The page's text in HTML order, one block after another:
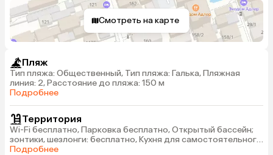
Смотреть на карте
Пляж
Тип пляжа: Общественный, Тип пляжа: Галька, Пляжная
линия: 2, Расстояние до пляжа: 150 м
Подробнее
Территория
Wi-Fi бесплатно, Парковка бесплатно, Открытый бассейн;
зонтики, шезлонги: бесплатно, Кухня для самостоятельного
приготовления пищи
Подробнее